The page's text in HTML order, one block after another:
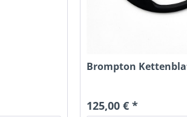
Brompton
125,00 € *